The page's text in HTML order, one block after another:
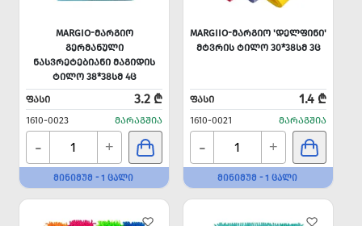
MARGIO-ᲛᲐᲠᲒᲘᲝ
ᲒᲔᲠᲛᲐᲜᲣᲚᲘ
ᲜᲐᲡᲕᲠᲔᲢᲔᲑᲘᲐᲜᲘ ᲛᲐᲒᲘᲓᲘᲡ
ᲢᲘᲚᲝ 38*38ᲡᲛ 4Ც
ᲤᲐᲡᲘ
3.2 ₾
1610-0023 ᲛᲐᲠᲐᲒᲨᲘᲐ
- +
ᲛᲘᲜᲘᲛᲣᲛ - 1 ᲪᲐᲚᲘ
MARGIIO-ᲛᲐᲠᲒᲘᲝ 'ᲓᲔᲚᲤᲘᲜᲘ'
ᲛᲢᲕᲠᲘᲡ ᲢᲘᲚᲝ 30*38ᲡᲛ 3Ც
ᲤᲐᲡᲘ 1.4 ₾
1610-0021 ᲛᲐᲠᲐᲒᲨᲘᲐ
- +
ᲛᲘᲜᲘᲛᲣᲛ - 1 ᲪᲐᲚᲘ